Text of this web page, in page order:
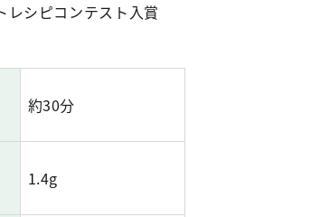
レシピコンテスト入賞
約30分
1.4g